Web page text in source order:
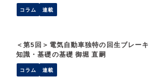
コラム 連載
＜第5回＞電気自動車独特の回生ブレー
知識・基礎の基礎 御堀 直嗣
コラム 連載